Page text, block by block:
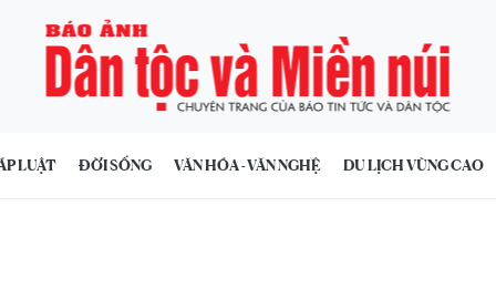
LUẬT ĐỜI SỐNG VĂN HÓA - VĂN NGHỆ DU LỊCH VÙNG CAO